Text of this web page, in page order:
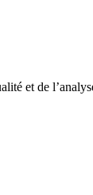
et de